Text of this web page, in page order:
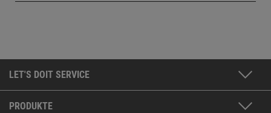
LET'S DOIT SERVICE
PRODUKTE